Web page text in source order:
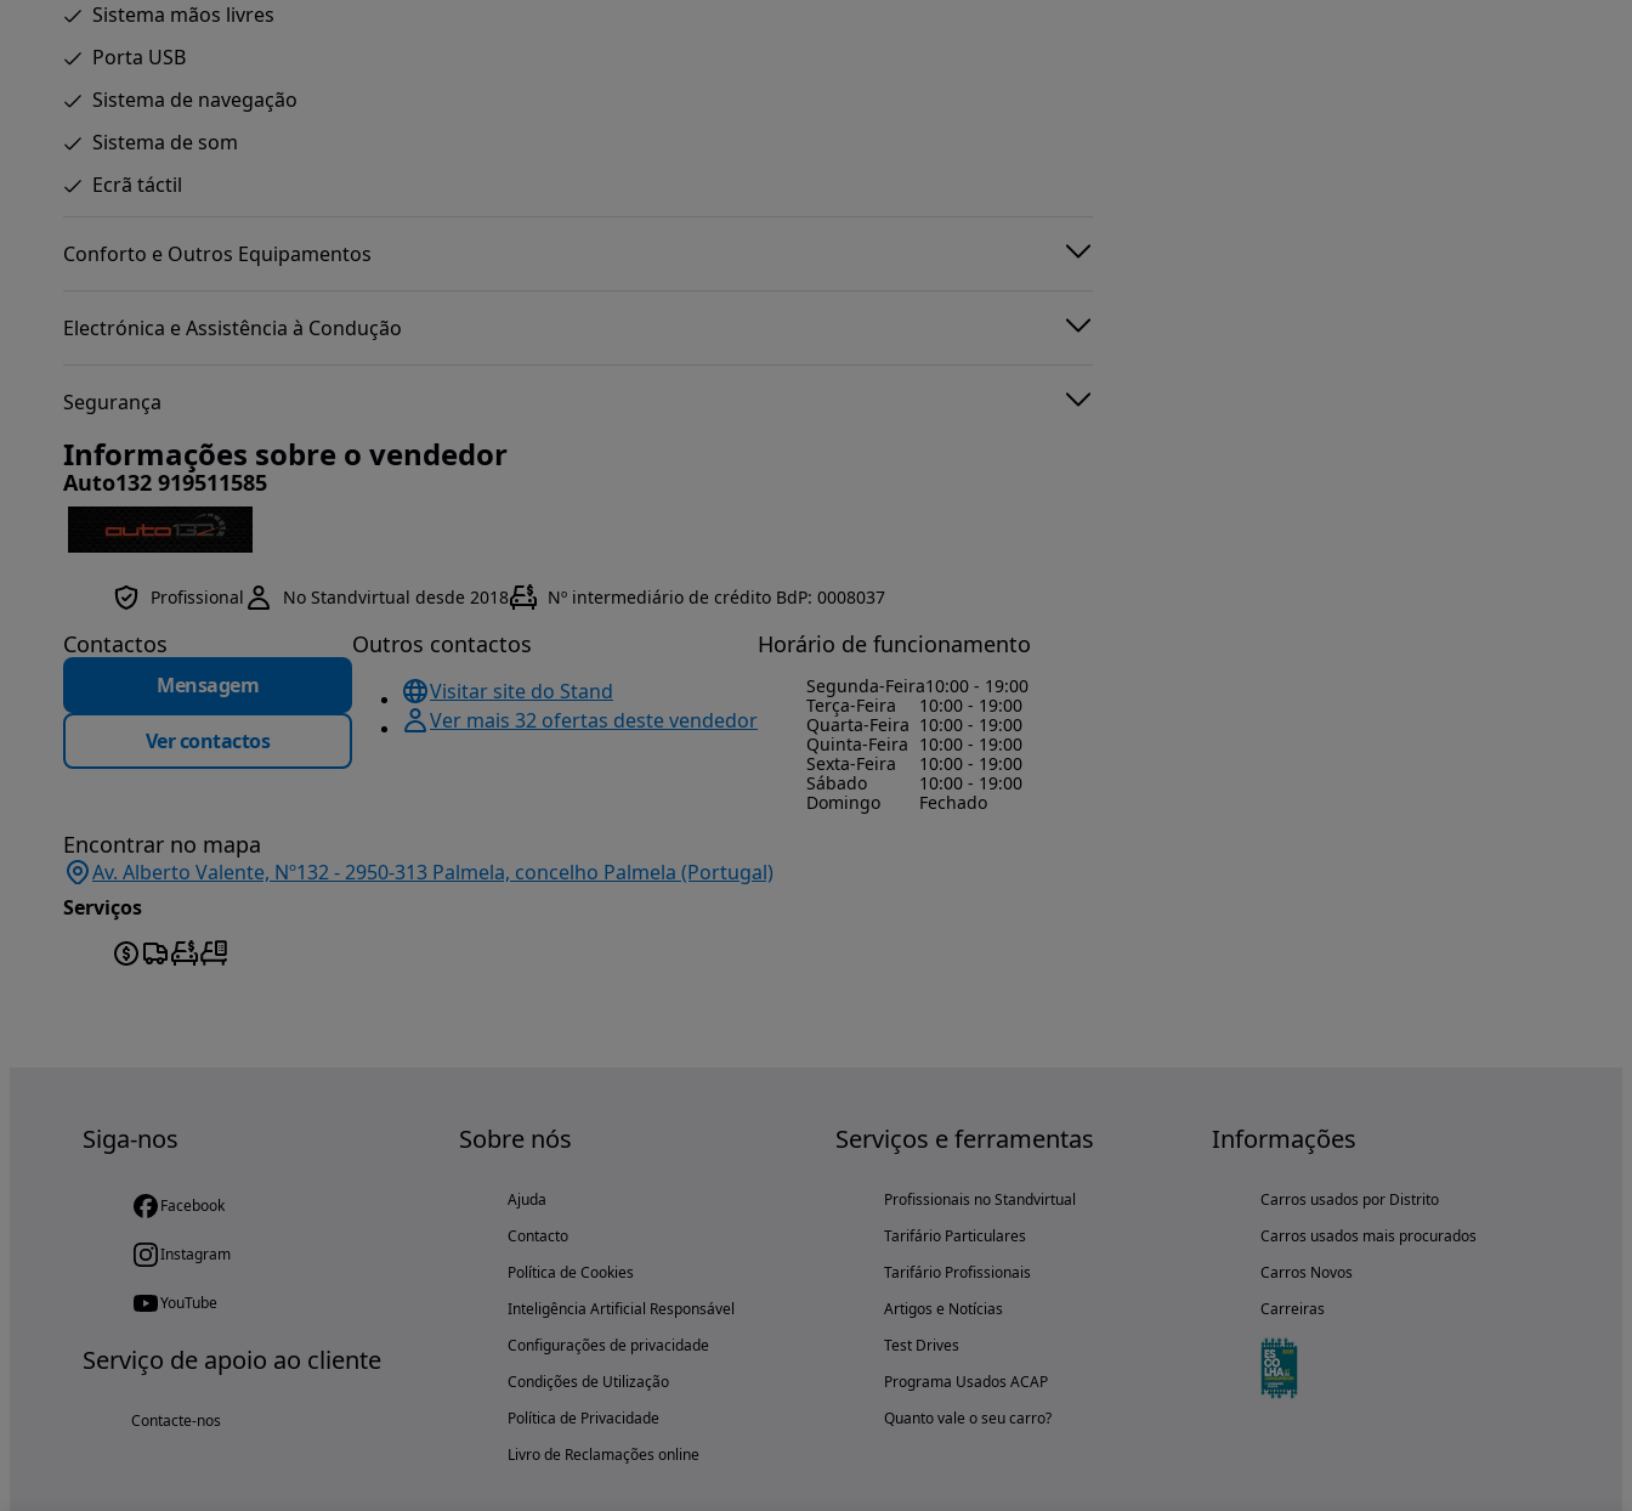
Sistema mãos livres
Porta USB
Sistema de navegação
Sistema de som
Ecrã táctil
Conforto e Outros Equipamentos
Electrónica e Assistência à Condução
Segurança
Informações sobre o vendedor
Auto132 919511585
Profissional No Standvirtual desde 2018 Nº intermediário de crédito BdP: 0008037
Contactos
Mensagem
Ver contactos
Outros contactos
Visitar site do Stand
Ver mais 32 ofertas deste vendedor
Horário de funcionamento
Segunda-Feira10:00 - 19:00
Terça-Feira
10:00 - 19:00
Quarta-Feira 10:00 - 19:00
Quinta-Feira 10:00 - 19:00
Sexta-Feira
10:00 - 19:00
Sábado
10:00 - 19:00
Domingo
Fechado
Encontrar no mapa
Av. Alberto Valente, Nº132 - 2950-313 Palmela, concelho Palmela (Portugal)
Serviços
Siga-nos
Facebook
Instagram
YouTube
Serviço de apoio ao cliente
Contacte-nos
Sobre nós
Ajuda
Contacto
Política de Cookies
Inteligência Artificial Responsável
Configurações de privacidade
Condições de Utilização
Política de Privacidade
Livro de Reclamações online
Serviços e ferramentas
Profissionais no Standvirtual
Tarifário Particulares
Tarifário Profissionais
Artigos e Notícias
Test Drives
Programa Usados ACAP
Quanto vale o seu carro?
Informações
Carros usados por Distrito
Carros usados mais procurados
Carros Novos
Carreiras